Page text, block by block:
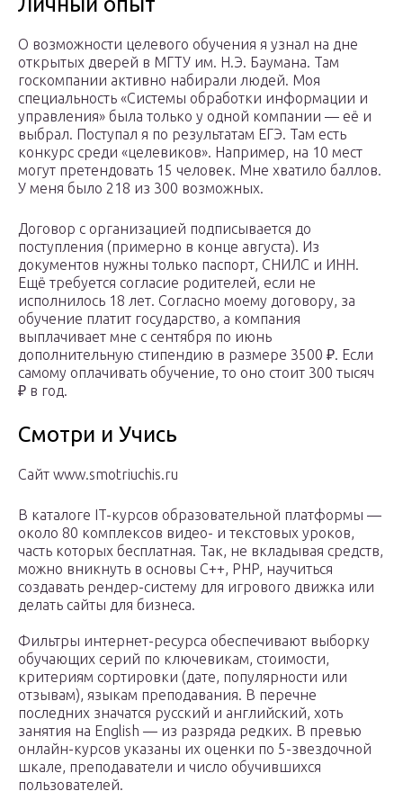
О возможности целевого обучения я узнал на дне
открытых дверей в МГТУ им. Н.Э. Баумана. Там
госкомпании активно набирали людей. Моя
специальность «Системы обработки информации и
управления» была только у одной компании — её и
выбрал. Поступал я по результатам ЕГЭ. Там есть
конкурс среди «целевиков». Например, на 10 мест
могут претендовать 15 человек. Мне хватило баллов.
У меня было 218 из 300 возможных.
Договор с организацией подписывается до
поступления (примерно в конце августа). Из
документов нужны только паспорт, СНИЛС и ИНН.
Ещё требуется согласие родителей, если не
исполнилось 18 лет. Согласно моему договору, за
обучение платит государство, а компания
выплачивает мне с сентября по июнь
дополнительную стипендию в размере 3500 ₽. Если
самому оплачивать обучение, то оно стоит 300 тысяч
₽ в год.
Смотри и Учись
Сайт www.smotriuchis.ru
В каталоге IT-курсов образовательной платформы —
около 80 комплексов видео- и текстовых уроков,
часть которых бесплатная. Так, не вкладывая средств,
можно вникнуть в основы С++, PHP, научиться
создавать рендер-систему для игрового движка или
делать сайты для бизнеса.
Фильтры интернет-ресурса обеспечивают выборку
обучающих серий по ключевикам, стоимости,
критериям сортировки (дате, популярности или
отзывам), языкам преподавания. В перечне
последних значатся русский и английский, хоть
занятия на English — из разряда редких. В превью
онлайн-курсов указаны их оценки по 5-звездочной
шкале, преподаватели и число обучившихся
пользователей.